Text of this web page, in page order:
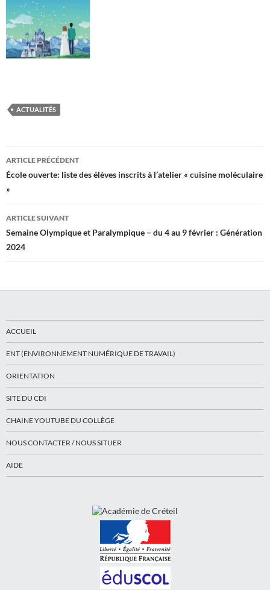
ACTUALITÉS
Navigation
des
articles
ARTICLE PRÉCÉDENT
École ouverte: liste des élèves inscrits à l’atelier « cuisine moléculaire
»
ARTICLE SUIVANT
Semaine Olympique et Paralympique – du 4 au 9 février : Génération
2024
ACCUEIL
ENT (ENVIRONNEMENT NUMÉRIQUE DE TRAVAIL)
ORIENTATION
SITE DU CDI
CHAINE YOUTUBE DU COLLÈGE
NOUS CONTACTER / NOUS SITUER
AIDE